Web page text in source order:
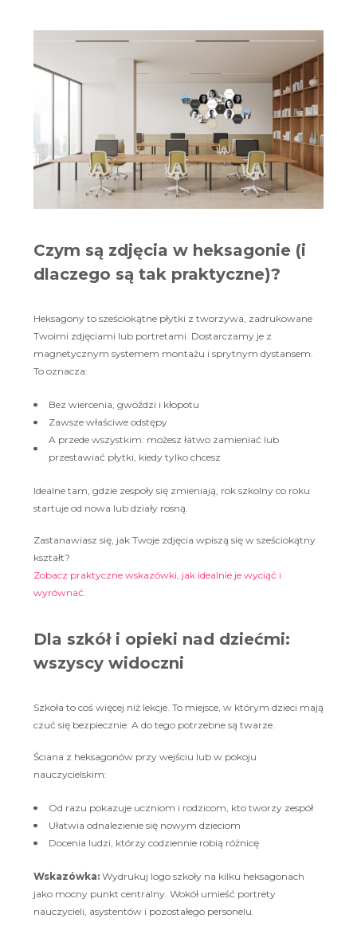
Czym są zdjęcia w heksagonie (i
dlaczego są tak praktyczne)?
Heksagony to sześciokątne płytki z tworzywa, zadrukowane
Twoimi zdjęciami lub portretami. Dostarczamy je z
magnetycznym systemem montażu i sprytnym dystansem.
To oznacza:
Bez wiercenia, gwoździ i kłopotu
Zawsze właściwe odstępy
A przede wszystkim: możesz łatwo zamieniać lub
przestawiać płytki, kiedy tylko chcesz
Idealne tam, gdzie zespoły się zmieniają, rok szkolny co roku
startuje od nowa lub działy rosną.
Zastanawiasz się, jak Twoje zdjęcia wpiszą się w sześciokątny
kształt?
Zobacz praktyczne wskazówki, jak idealnie je wyciąć i
wyrównać.
Dla szkół i opieki nad dziećmi:
wszyscy widoczni
Szkoła to coś więcej niż lekcje. To miejsce, w którym dzieci mają
czuć się bezpiecznie. A do tego potrzebne są twarze.
Ściana z heksagonów przy wejściu lub w pokoju
nauczycielskim:
Od razu pokazuje uczniom i rodzicom, kto tworzy zespół
Ułatwia odnalezienie się nowym dzieciom
Docenia ludzi, którzy codziennie robią różnicę
Wskazówka: Wydrukuj logo szkoły na kilku heksagonach
jako mocny punkt centralny. Wokół umieść portrety
nauczycieli, asystentów i pozostałego personelu.